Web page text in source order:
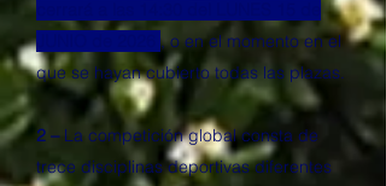
, o en el momento en el
que se hayan cubierto todas las plazas.
2 –La competición global consta de
trece disciplinas deportivas diferentes